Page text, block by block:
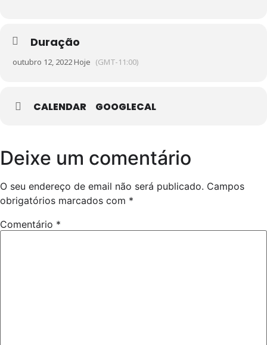
Duração
outubro 12, 2022 Hoje (GMT-11:00)
CALENDAR GOOGLECAL
Deixe um comentário
O seu endereço de email não será publicado. Campos
obrigatórios marcados com *
Comentário *